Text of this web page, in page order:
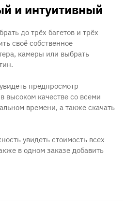
и интуитивный
до трёх багетов и трёх
своё собственное
камеры или выбрать
предпросмотр
высоком качестве со всеми
времени, а также скачать
увидеть стоимость всех
в одном заказе добавить